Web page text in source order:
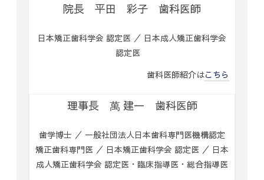
院長 平田 彩子 歯科医師
日本矯正歯科学会 認定医 ／ 日本成人矯正歯科学会
認定医
歯科医師紹介はこちら
理事長 萬 建一 歯科医師
歯学博士 ／ 一般社団法人日本歯科専門医機構認定
矯正歯科専門医 ／ 日本矯正歯科学会 認定医 ／ 日本
成人矯正歯科学会 認定医・臨床指導医・総合指導医